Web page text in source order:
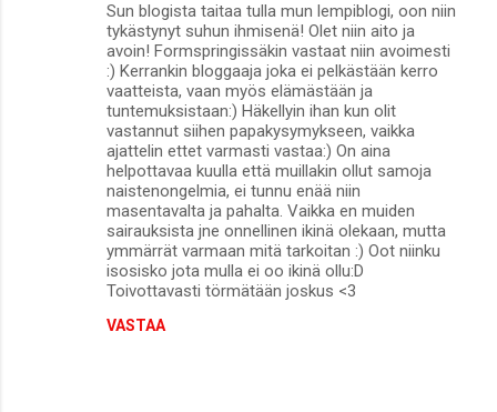
Sun blogista taitaa tulla mun lempiblogi, oon niin
tykästynyt suhun ihmisenä! Olet niin aito ja
avoin! Formspringissäkin vastaat niin avoimesti
:) Kerrankin bloggaaja joka ei pelkästään kerro
vaatteista, vaan myös elämästään ja
tuntemuksistaan:) Häkellyin ihan kun olit
vastannut siihen papakysymykseen, vaikka
ajattelin ettet varmasti vastaa:) On aina
helpottavaa kuulla että muillakin ollut samoja
naistenongelmia, ei tunnu enää niin
masentavalta ja pahalta. Vaikka en muiden
sairauksista jne onnellinen ikinä olekaan, mutta
ymmärrät varmaan mitä tarkoitan :) Oot niinku
isosisko jota mulla ei oo ikinä ollu:D
Toivottavasti törmätään joskus <3
VASTAA